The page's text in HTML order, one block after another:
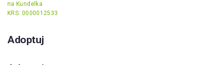
na Kundelka
KRS: 0000012533
Adoptuj